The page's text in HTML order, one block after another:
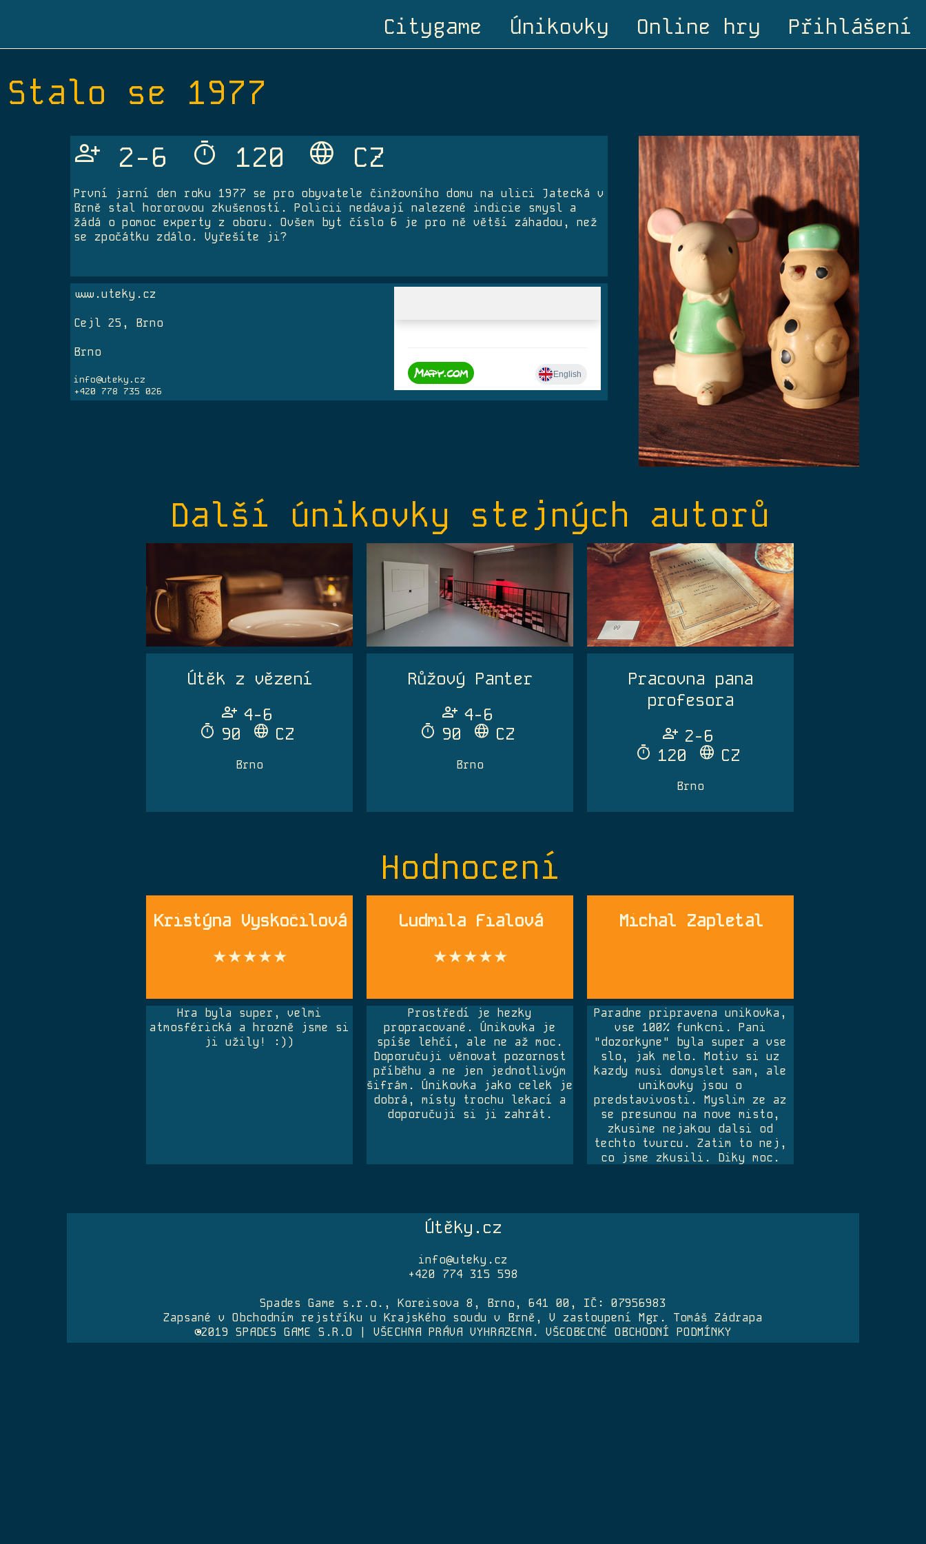
Přihlášení
Online hry
Únikovky
Citygame
Stalo se 1977
Person_Add 2-6 Timer 120 Language CZ
První jarní den roku 1977 se pro obyvatele činžovního domu na ulici Jatecká v
Brně stal hororovou zkušeností. Policii nedávají nalezené indicie smysl a
žádá o pomoc experty z oboru. Ovšem byt číslo 6 je pro ně větší záhadou, než
se zpočátku zdálo. Vyřešíte ji?
www.uteky.cz
Cejl 25, Brno
Brno
info@uteky.cz
+420 778 735 026
Další únikovky stejných autorů
Útěk z vězení
Person_Add 4-6
Timer 90 Language CZ
Brno
Růžový Panter
Person_Add 4-6
Timer 90 Language CZ
Brno
Pracovna pana
profesora
Person_Add 2-6
Timer 120 Language CZ
Brno
Hodnocení
Kristýna Vyskočilová
★★★★★
Hra byla super, velmi
atmosférická a hrozně jsme si
ji užily! :))
Ludmila Fialová
★★★★★
Prostředí je hezky
propracované. Únikovka je
spíše lehčí, ale ne až moc.
Doporučuji věnovat pozornost
příběhu a ne jen jednotlivým
šifrám. Únikovka jako celek je
dobrá, místy trochu lekací a
doporučuji si ji zahrát.
Michal Zapletal
Paradne pripravena unikovka,
vse 100% funkcni. Pani
"dozorkyne" byla super a vse
slo, jak melo. Motiv si uz
kazdy musi domyslet sam, ale
unikovky jsou o
predstavivosti. Myslim ze az
se presunou na nove misto,
zkusime nejakou dalsi od
techto tvurcu. Zatim to nej,
co jsme zkusili. Diky moc.
Útěky.cz
info@uteky.cz
+420 774 315 598
Spades Game s.r.o., Koreisova 8, Brno, 641 00, IČ: 07956983
Zapsané v Obchodním rejstříku u Krajského soudu v Brně, V zastoupení Mgr. Tomáš Zádrapa
©2019 SPADES GAME S.R.O | VŠECHNA PRÁVA VYHRAZENA. VŠEOBECNÉ OBCHODNÍ PODMÍNKY